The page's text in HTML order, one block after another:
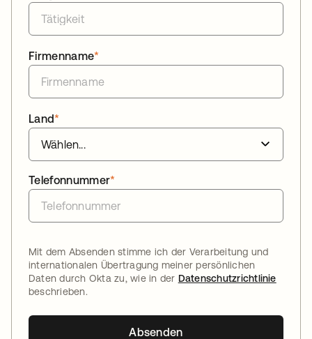
*
Firmenname
*
Land
*
Telefonnummer
Mit dem Absenden stimme ich der Verarbeitung und
internationalen Übertragung meiner persönlichen
Daten durch Okta zu, wie in der Datenschutzrichtlinie
beschrieben.
Absenden